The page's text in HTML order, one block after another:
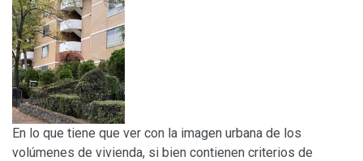
En lo que tiene que ver con la imagen urbana de los
volúmenes de vivienda, si bien contienen criterios de